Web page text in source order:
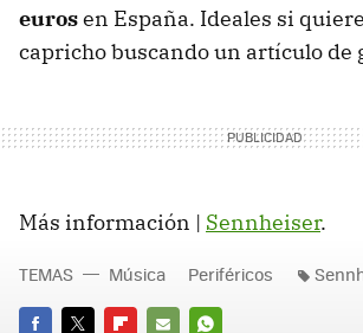
eurosen España. Ideales si
capricho buscando un artículo de
Más información | Sennheiser.
TEMAS Música Periféricos